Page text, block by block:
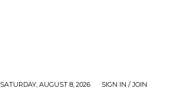
SATURDAY, AUGUST 8, 2026 SIGN IN / JOIN